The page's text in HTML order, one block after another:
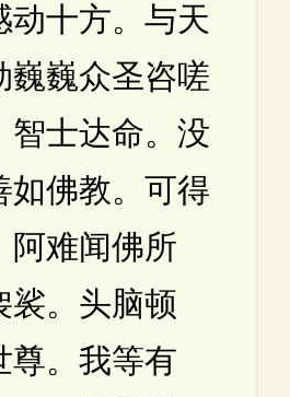
动十方。与天
巍巍众圣咨嗟
智士达命。没
如佛教。可得
阿难闻佛所
裟。头脑顿
尊。我等有